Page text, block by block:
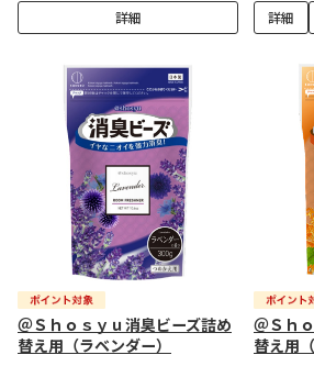
詳細 詳細
＠Ｓｈｏｓｙｕ消臭ビーズ詰め
替え用（ラベンダー）
＠Ｓｈ
替え用